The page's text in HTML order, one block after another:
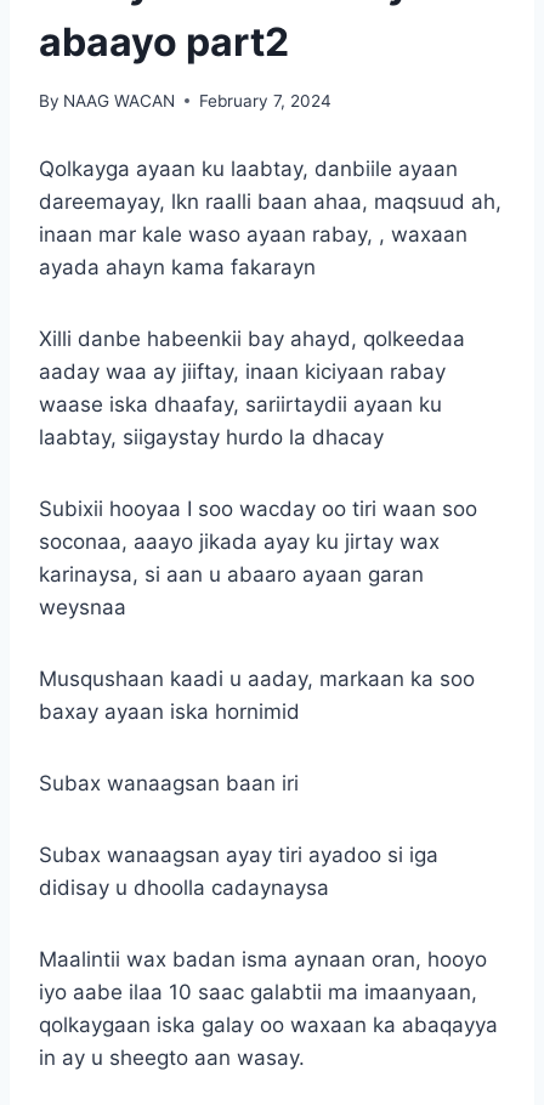
abaayo part2
By NAAG WACAN February 7, 2024
Qolkayga ayaan ku laabtay, danbiile ayaan
dareemayay, lkn raalli baan ahaa, maqsuud ah,
inaan mar kale waso ayaan rabay, , waxaan
ayada ahayn kama fakarayn
Xilli danbe habeenkii bay ahayd, qolkeedaa
aaday waa ay jiiftay, inaan kiciyaan rabay
waase iska dhaafay, sariirtaydii ayaan ku
laabtay, siigaystay hurdo la dhacay
Subixii hooyaa I soo wacday oo tiri waan soo
soconaa, aaayo jikada ayay ku jirtay wax
karinaysa, si aan u abaaro ayaan garan
weysnaa
Musqushaan kaadi u aaday, markaan ka soo
baxay ayaan iska hornimid
Subax wanaagsan baan iri
Subax wanaagsan ayay tiri ayadoo si iga
didisay u dhoolla cadaynaysa
Maalintii wax badan isma aynaan oran, hooyo
iyo aabe ilaa 10 saac galabtii ma imaanyaan,
qolkaygaan iska galay oo waxaan ka abaqayya
in ay u sheegto aan wasay.